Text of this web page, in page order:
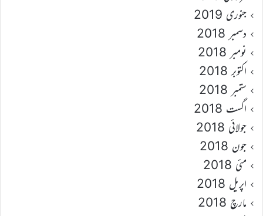
جنوری 2019
دسمبر 2018
نومبر 2018
اکتوبر 2018
ستمبر 2018
اگست 2018
جولائی 2018
جون 2018
مئی 2018
اپریل 2018
مارچ 2018